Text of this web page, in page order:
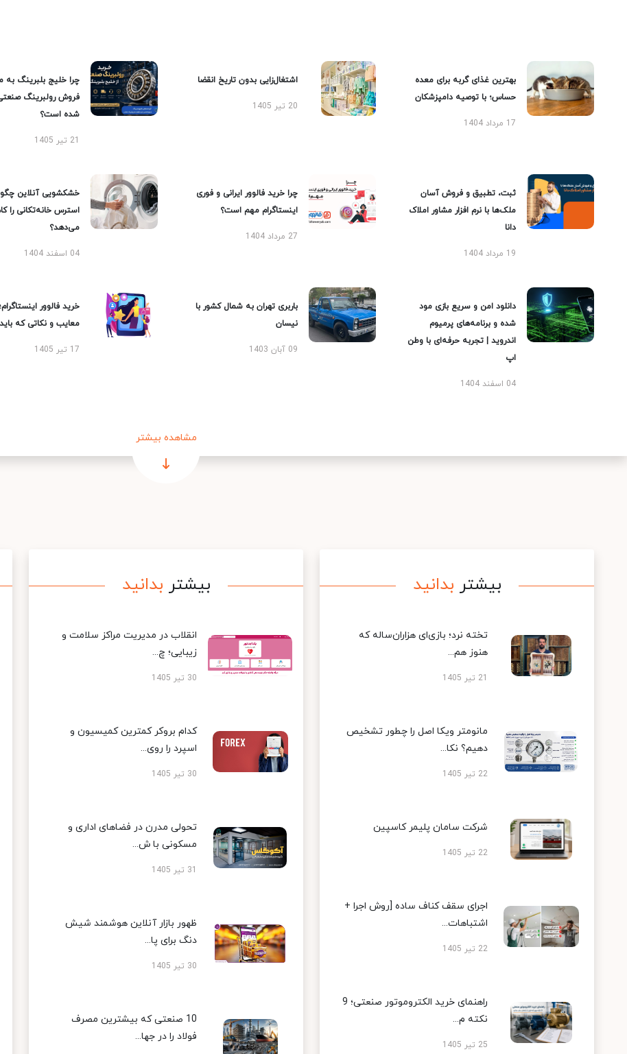
بهترین غذای گربه برای معده
حساس؛ با توصیه دامپزشکان
17 مرداد 1404
اشتغال‌زایی بدون تاریخ انقضا
20 تیر 1405
چرا خلیج بلبرینگ به
فروش رولبرینگ
شده است؟
21 تیر 1405
ثبت، تطبیق و فروش آسان
ملک‌ها با نرم افزار مشاور املاک
دانا
19 مرداد 1404
چرا خرید فالوور ایرانی و فوری
اینستاگرام مهم است؟
27 مرداد 1404
خشکشویی آنلاین
استرس خانه‌تکانی را
می‌دهد؟
04 اسفند 1404
دانلود امن و سریع بازی مود
شده و برنامه‌های پرمیوم
اندروید | تجربه حرفه‌ای با وطن
اپ
04 اسفند 1404
باربری تهران به شمال کشور با
نیسان
09 آبان 1403
خرید فالوور
معایب و نکاتی که
17 تیر 1405
مشاهده بیشتر
بیشتر بدانید
تخته نرد؛ بازی‌ای هزاران‌ساله که
هنوز هم...
21 تیر 1405
مانومتر ویکا اصل را چطور تشخیص
دهیم؟ نکا...
22 تیر 1405
شرکت سامان پلیمر کاسپین
22 تیر 1405
اجرای سقف کناف ساده [روش اجرا +
اشتباهات...
22 تیر 1405
راهنمای خرید الکتروموتور صنعتی؛ 9
نکته م...
25 تیر 1405
بیشتر بدانید
انقلاب در مدیریت مراکز سلامت و
زیبایی؛ چ...
30 تیر 1405
کدام بروکر کمترین کمیسیون و
اسپرد را روی...
30 تیر 1405
تحولی مدرن در فضاهای اداری و
مسکونی با ش...
31 تیر 1405
ظهور بازار آنلاین هوشمند شیش
دنگ برای پا...
30 تیر 1405
10 صنعتی که بیشترین مصرف
فولاد را در جها...